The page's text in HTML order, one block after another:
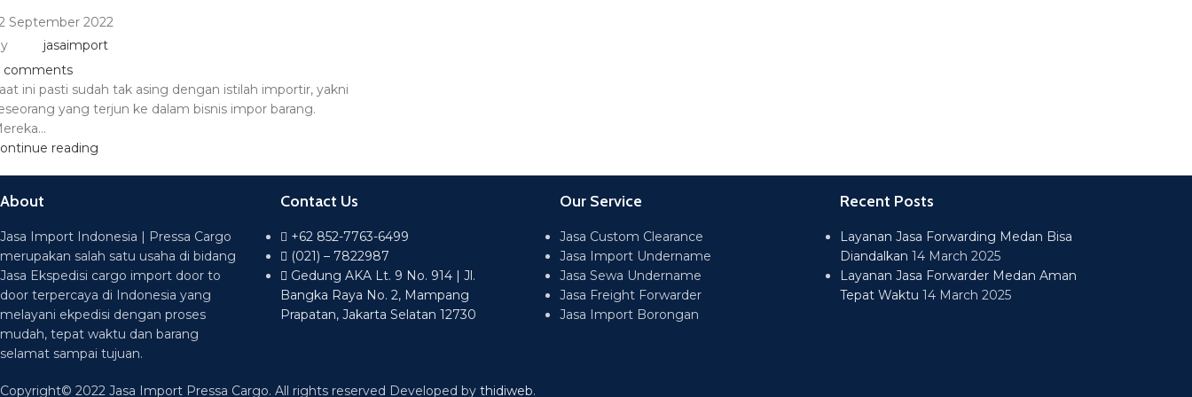
September 2022
jasaimport
comments
ini pasti sudah tak asing dengan istilah importir, yakni
yang terjun ke dalam bisnis impor barang.
reading
About
Jasa Import Indonesia | Pressa Cargo
merupakan salah satu usaha di bidang
Jasa Ekspedisi cargo import door to
door terpercaya di Indonesia yang
melayani ekpedisi dengan proses
mudah, tepat waktu dan barang
selamat sampai tujuan.
Contact Us
+62 852-7763-6499
(021) – 7822987
Gedung AKA Lt. 9 No. 914 | Jl.
Bangka Raya No. 2, Mampang
Prapatan, Jakarta Selatan 12730
Our Service
Jasa Custom Clearance
Jasa Import Undername
Jasa Sewa Undername
Jasa Freight Forwarder
Jasa Import Borongan
Recent Posts
Layanan Jasa Forwarding Medan Bisa
Diandalkan 14 March 2025
Layanan Jasa Forwarder Medan Aman
Tepat Waktu 14 March 2025
Copyright© 2022 Jasa Import Pressa Cargo. All rights reserved Developed by thidiweb.